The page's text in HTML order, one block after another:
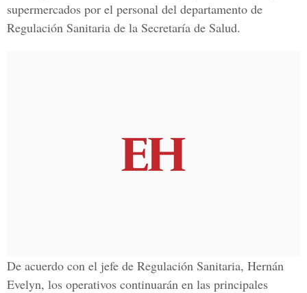
supermercados por el personal del departamento de
Regulación Sanitaria de la Secretaría de Salud.
De acuerdo con el jefe de Regulación Sanitaria, Hernán
Evelyn, los operativos continuarán en las principales